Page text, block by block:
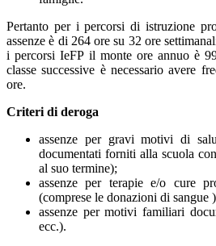
Pertanto per i percorsi di istruzione
assenze è di 264 ore su 32 ore
i percorsi IeFP il monte ore annuo è
classe successive è necessario avere
ore.
Criteri di deroga
assenze per gravi motivi di
documentati forniti alla scuola
al suo termine);
assenze per terapie e/o cure
(comprese le donazioni di sangue
assenze per motivi familiari
ecc.).